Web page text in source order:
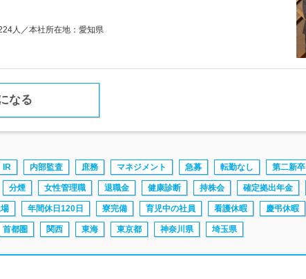
人／本社所在地：愛知県
なる
IR 内部監査 庶務 マネジメント 急募 転勤なし 第二新卒
分煙 女性管理職 退職金 健康診断 持株会 確定拠出年金
年間休日120日 寮完備 育児中の社員 看護休暇 慶弔休暇
首都圏 関西 東海 東京都 神奈川県 埼玉県